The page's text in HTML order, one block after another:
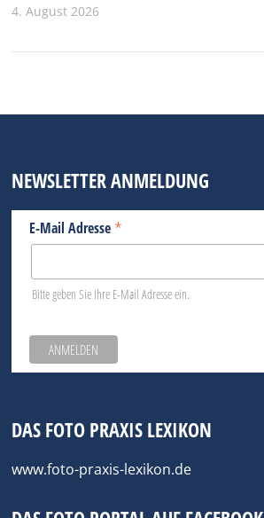
4. August 2026
NEWSLETTER ANMELDUNG
E-Mail Adresse *
Bitte geben Sie Ihre E-Mail Adresse ein.
DAS FOTO PRAXIS LEXIKON
www.foto-praxis-lexikon.de